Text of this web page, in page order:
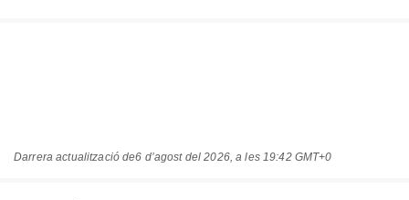
Darrera actualització de6 d’agost del 2026, a les 19:42 GMT+0